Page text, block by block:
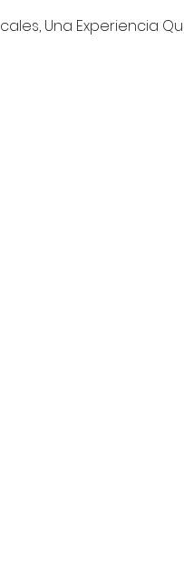
Una Experiencia